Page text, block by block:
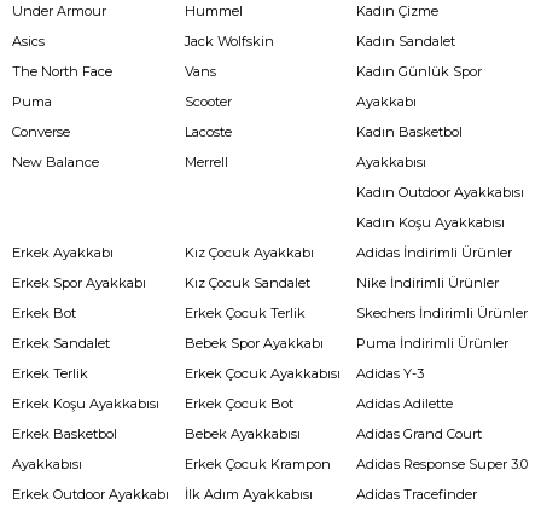
Under Armour
Asics
The North Face
Puma
Converse
New Balance
Hummel
Jack Wolfskin
Vans
Scooter
Lacoste
Merrell
Kadın Çizme
Kadın Sandalet
Kadın Günlük Spor
Ayakkabı
Kadın Basketbol
Ayakkabısı
Kadın Outdoor Ayakkabısı
Kadın Koşu Ayakkabısı
Erkek Ayakkabı
Erkek Spor Ayakkabı
Erkek Bot
Erkek Sandalet
Erkek Terlik
Erkek Koşu Ayakkabısı
Erkek Basketbol
Ayakkabısı
Erkek Outdoor Ayakkabı
Kız Çocuk Ayakkabı
Kız Çocuk Sandalet
Erkek Çocuk Terlik
Bebek Spor Ayakkabı
Erkek Çocuk Ayakkabısı
Erkek Çocuk Bot
Bebek Ayakkabısı
Erkek Çocuk Krampon
İlk Adım Ayakkabısı
Adidas İndirimli Ürünler
Nike İndirimli Ürünler
Skechers İndirimli Ürünler
Puma İndirimli Ürünler
Adidas Y-3
Adidas Adilette
Adidas Grand Court
Adidas Response Super 3.0
Adidas Tracefinder